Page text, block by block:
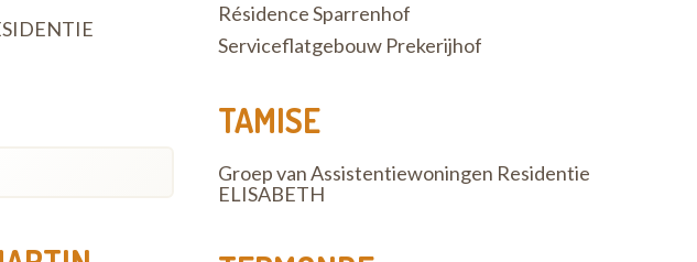
Résidence Sparrenhof
Serviceflatgebouw Prekerijhof
TAMISE
Groep van Assistentiewoningen Residentie
ELISABETH